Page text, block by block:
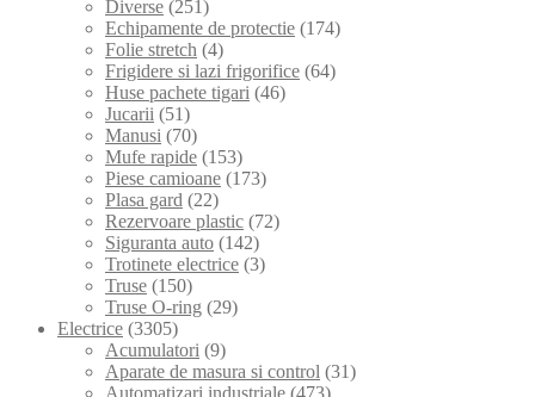
Diverse (251)
Echipamente de protectie (174)
Folie stretch (4)
Frigidere si lazi frigorifice (64)
Huse pachete tigari (46)
Jucarii (51)
Manusi (70)
Mufe rapide (153)
Piese camioane (173)
Plasa gard (22)
Rezervoare plastic (72)
Siguranta auto (142)
Trotinete electrice (3)
Truse (150)
Truse O-ring (29)
Electrice (3305)
Acumulatori (9)
Aparate de masura si control (31)
Automatizari industriale (473)